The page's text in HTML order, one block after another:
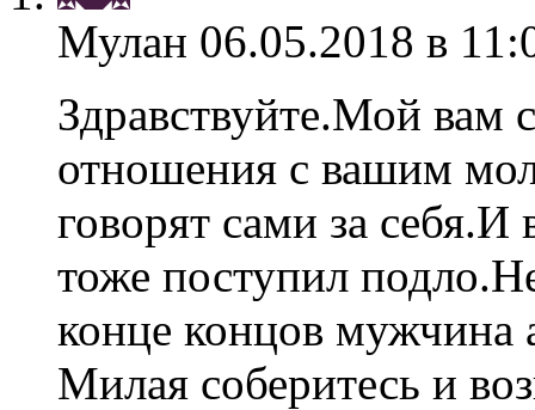
Мулан 06.05.2018 в
Здравствуйте.Мой вам
отношения с вашим
говорят сами за
тоже поступил
конце концов мужчина
Милая соберитесь и